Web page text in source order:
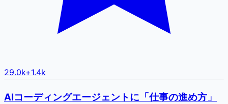
29.0k+1.4k
AIコーディングエージェントに「仕事の進め方」